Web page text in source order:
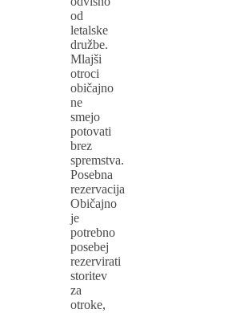
od
letalske
družbe.
Mlajši
otroci
običajno
ne
smejo
potovati
brez
spremstva.
Posebna
rezervacija
Običajno
je
potrebno
posebej
rezervirati
storitev
za
otroke,